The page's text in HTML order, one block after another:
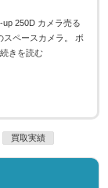
250D カメラ売る
スペースカメラ。 ボ
続きを読む
T
a
買取実績